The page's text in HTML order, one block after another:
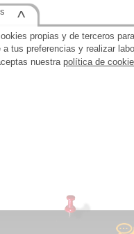
propias y de terceros
a tus preferencias y realizar
nuestrapolítica de
^